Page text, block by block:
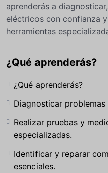
aprenderás a
eléctricos con confianza
herramientas
¿Qué aprenderás?
¿Qué aprenderás?
Diagnosticar
Realizar pruebas y
especializadas.
Identificar y reparar
esenciales.